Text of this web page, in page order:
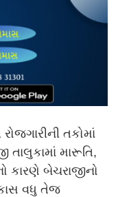
તકોમાં
મારૂતિ,
બેચરાજીનો
વધુ તેજ